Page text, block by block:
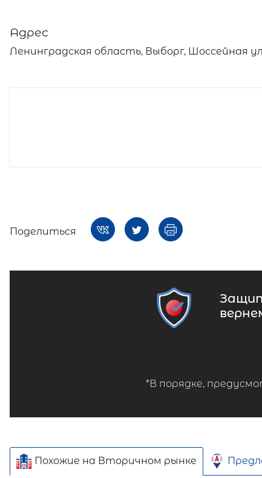
Адрес
Ленинградская область, Выборг, Шоссейная
Поделиться
*В порядке,
Похожие на Вторичном рынке